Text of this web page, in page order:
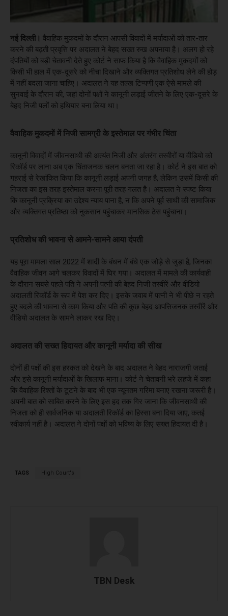
नई दिल्ली। वैवाहिक मुकदमों के दौरान आपसी विवादों में मर्यादाओं को तार-तार
करने की बढ़ती प्रवृत्ति पर अदालत ने बेहद सख्त रुख अपनाया है। अलग हो रहे
दंपतियों को बड़ी चेतावनी देते हुए कोर्ट ने साफ किया है कि वैवाहिक मुकदमों को
किसी भी हाल में एक-दूसरे को नीचा दिखाने और व्यक्तिगत प्रतिशोध लेने की होड़
में नहीं बदला जाना चाहिए। अदालत ने यह तल्ख टिप्पणी एक ऐसे मामले की
सुनवाई के दौरान की, जहां दोनों पक्षों ने कानूनी लड़ाई जीतने के लिए एक-दूसरे के
बेहद निजी पलों को हथियार बना लिया था।
वैवाहिक मुकदमों में निजी सामग्री के इस्तेमाल पर गंभीर चिंता
कानूनी विवादों में जीवनसाथी की अत्यंत निजी और अंतरंग तस्वीरों या वीडियो को
रिकॉर्ड पर लाना अब एक चिंताजनक चलन बनता जा रहा है। कोर्ट ने इस बात को
गहराई से रेखांकित किया कि कानूनी लड़ाई अपनी जगह है, लेकिन उसमें किसी की
निजता का इस तरह इस्तेमाल करना पूरी तरह गलत है। अदालत ने स्पष्ट किया
कि कानूनी प्रक्रिया का उद्देश्य न्याय पाना है, न कि अपने पूर्व साथी की सामाजिक
और व्यक्तिगत प्रतिष्ठा को नुकसान पहुंचाकर मानसिक ठेस पहुंचाना।
प्रतिशोध की भावना से आमने-सामने आया दंपती
यह पूरा मामला साल 2022 में शादी के बंधन में बंधे एक जोड़े से जुड़ा है, जिनका
वैवाहिक जीवन आगे चलकर विवादों में घिर गया। अदालत में मामले की कार्यवाही
के दौरान सबसे पहले पति ने अपनी पत्नी की बेहद निजी तस्वीरें और वीडियो
अदालती रिकॉर्ड के रूप में पेश कर दिए। इसके जवाब में पत्नी ने भी पीछे न रहते
हुए बदले की भावना से काम किया और पति की कुछ बेहद आपत्तिजनक तस्वीरें और
वीडियो अदालत के सामने लाकर रख दिए।
अदालत की सख्त हिदायत और कानूनी मर्यादा की सीख
दोनों ही पक्षों की इस हरकत को देखने के बाद अदालत ने बेहद नाराजगी जताई
और इसे कानूनी मर्यादाओं के खिलाफ माना। कोर्ट ने चेतावनी भरे लहजे में कहा
कि वैवाहिक रिश्तों के टूटने के बाद भी एक न्यूनतम गरिमा बनाए रखना जरूरी है।
अपनी बात को साबित करने के लिए इस हद तक गिर जाना कि जीवनसाथी की
निजता को ही सार्वजनिक या अदालती रिकॉर्ड का हिस्सा बना दिया जाए, कतई
स्वीकार्य नहीं है। अदालत ने दोनों पक्षों को भविष्य के लिए सख्त हिदायत दी है।
TAGS High Court's
TBN Desk